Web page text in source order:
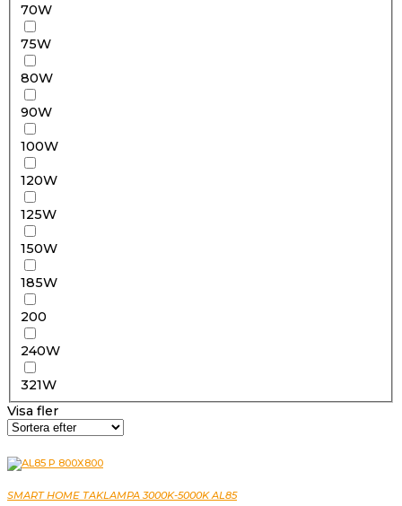
70W
75W
80W
90W
100W
120W
125W
150W
185W
200
240W
321W
Visa fler
SMART HOME TAKLAMPA 3000K-5000K AL85